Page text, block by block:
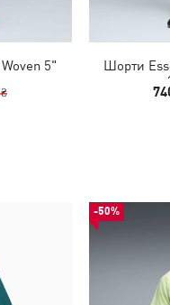
5"
Шорти
-50%